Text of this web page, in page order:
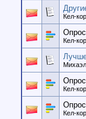
Кел-кор
Кел-кор
Кел-кор
Кел-кор